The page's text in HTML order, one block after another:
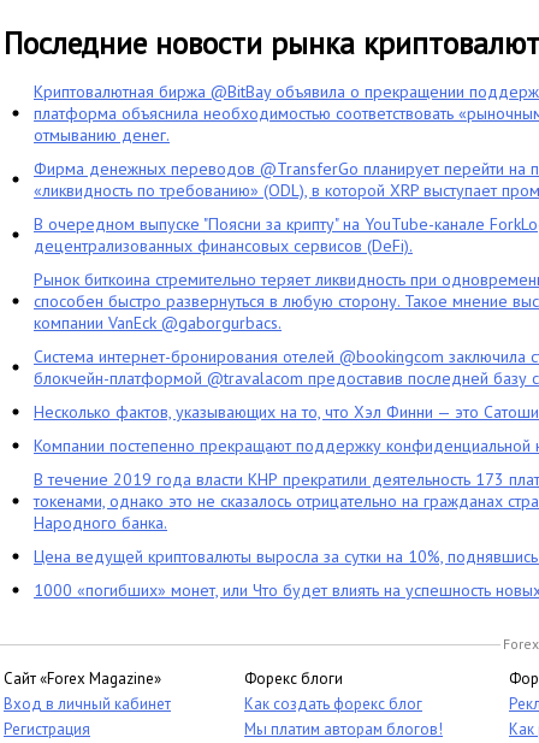
Последние новости рынка криптовалют
Криптовалютная биржа @BitBay объявила о прекращении
платформа объяснила необходимостью соответствовать
отмыванию денег.
Фирма денежных переводов @TransferGo планирует перейти на
«ликвидность по требованию» (ODL), в которой XRP выступает
В очередном выпуске "Поясни за крипту" на YouTube-канале
децентрализованных финансовых сервисов (DeFi).
Рынок биткоина стремительно теряет ликвидность при
способен быстро развернуться в любую сторону. Такое мнение
компании VanEck @gaborgurbacs.
Система интернет-бронирования отелей @bookingcom заключила
блокчейн-платформой @travalacom предоставив последней базу
Несколько фактов, указывающих на то, что Хэл Финни — это
Компании постепенно прекращают поддержку конфиденциальной
В течение 2019 года власти КНР прекратили деятельность 173
токенами, однако это не сказалось отрицательно на гражданах
Народного банка.
Цена ведущей криптовалюты выросла за сутки на 10%,
1000 «погибших» монет, или Что будет влиять на успешность
Сайт «Forex Magazine»
Вход в личный кабинет
Регистрация
Форекс блоги
Как создать форекс блог
Мы платим авторам блогов!
Как